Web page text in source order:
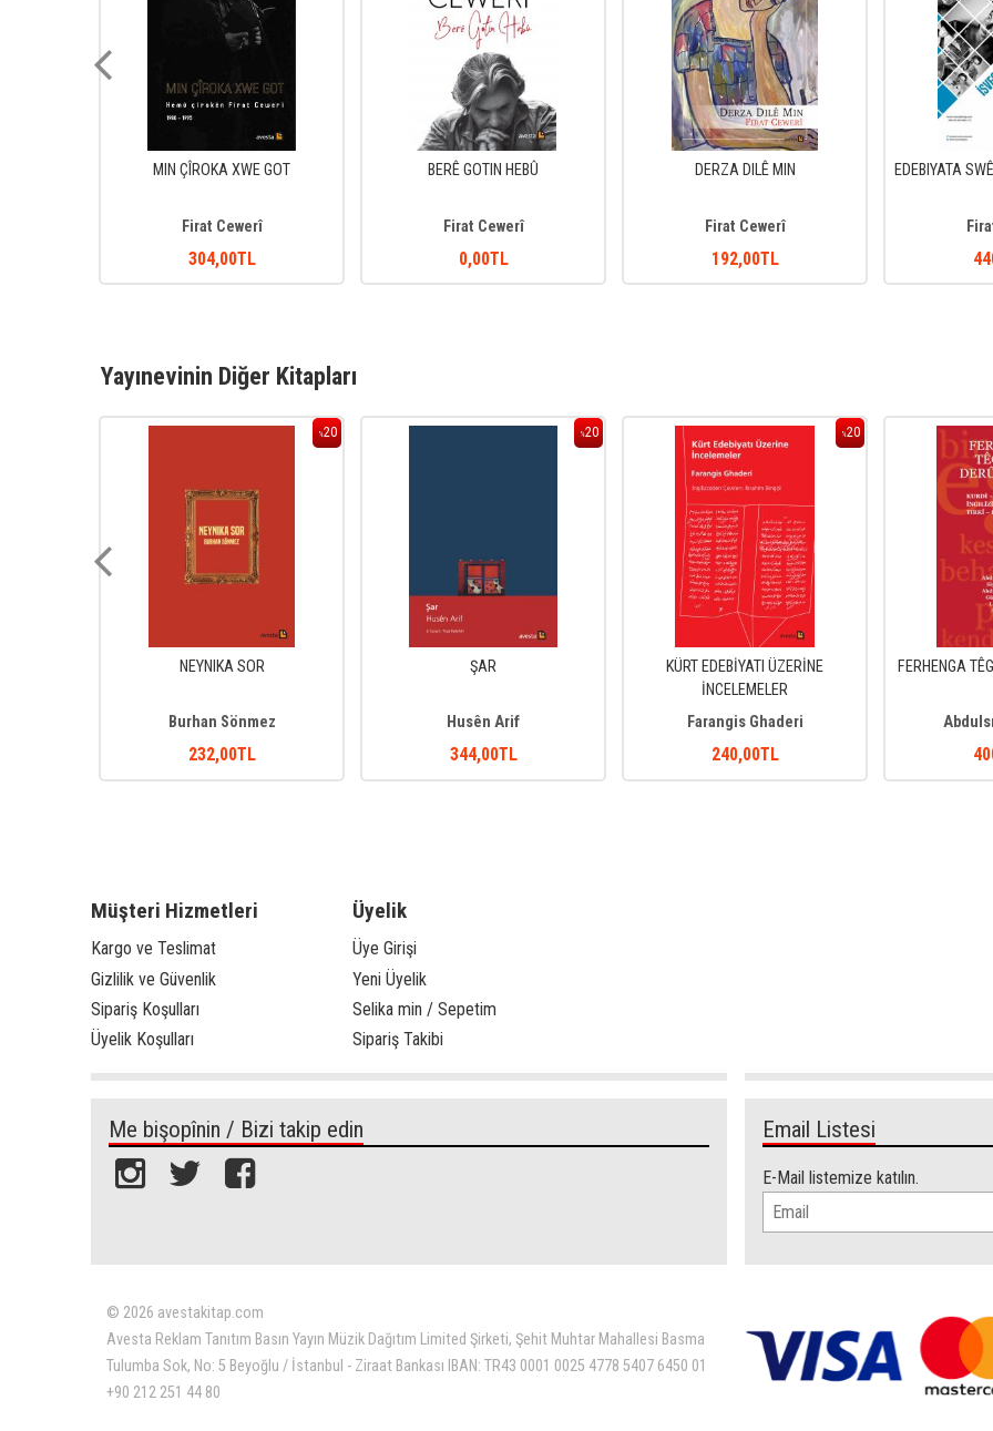
MIN ÇÎROKA XWE GOT
Firat Cewerî
304,00TL
BERÊ GOTIN HEBÛ
Firat Cewerî
0,00TL
DERZA DILÊ MIN
Firat Cewerî
192,00TL
EDEBIYATA
Yayınevinin Diğer Kitapları
%20
NEYNIKA SOR
Burhan Sönmez
232,00TL
%20
ŞAR
Husên Arif
344,00TL
%20
KÜRT EDEBİYATI ÜZERİNE
İNCELEMELER
Farangis Ghaderi
240,00TL
FERHENGA
Müşteri Hizmetleri
Kargo ve Teslimat
Gizlilik ve Güvenlik
Sipariş Koşulları
Üyelik Koşulları
Üyelik
Üye Girişi
Yeni Üyelik
Selika min / Sepetim
Sipariş Takibi
Me bişopînin / Bizi takip edin Email Listesi
E-Mail listemize katılın.
© 2026 avestakitap.com
Avesta Reklam Tanıtım Basın Yayın Müzik Dağıtım Limited Şirketi, Şehit Muhtar Mahallesi Basma
Tulumba Sok, No: 5 Beyoğlu / İstanbul - Ziraat Bankası IBAN: TR43 0001 0025 4778 5407 6450 01
+90 212 251 44 80